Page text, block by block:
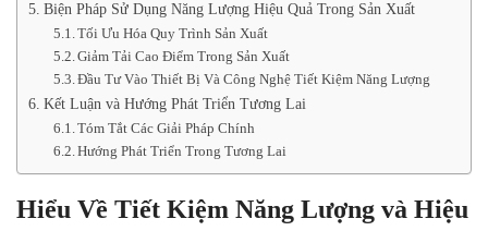
Biện Pháp Sử Dụng Năng Lượng Hiệu Quả Trong Sản Xuất
Tối Ưu Hóa Quy Trình Sản Xuất
Giảm Tải Cao Điểm Trong Sản Xuất
Đầu Tư Vào Thiết Bị Và Công Nghệ Tiết Kiệm Năng Lượng
Kết Luận và Hướng Phát Triển Tương Lai
Tóm Tắt Các Giải Pháp Chính
Hướng Phát Triển Trong Tương Lai
Hiểu Về Tiết Kiệm Năng Lượng và Hiệu